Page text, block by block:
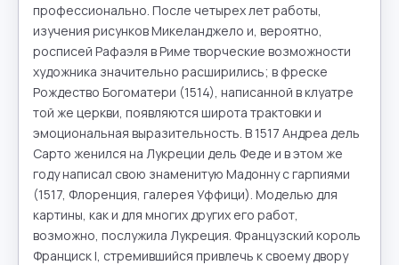
профессионально. После четырех лет работы,
изучения рисунков Микеланджело и, вероятно,
росписей Рафаэля в Риме творческие возможности
художника значительно расширились; в фреске
Рождество Богоматери (1514), написанной в клуатре
той же церкви, появляются широта трактовки и
эмоциональная выразительность. В 1517 Андреа дель
Сарто женился на Лукреции дель Феде и в этом же
году написал свою знаменитую Мадонну с гарпиями
(1517, Флоренция, галерея Уффици). Моделью для
картины, как и для многих других его работ,
возможно, послужила Лукреция. Французский король
Франциск I, стремившийся привлечь к своему двору